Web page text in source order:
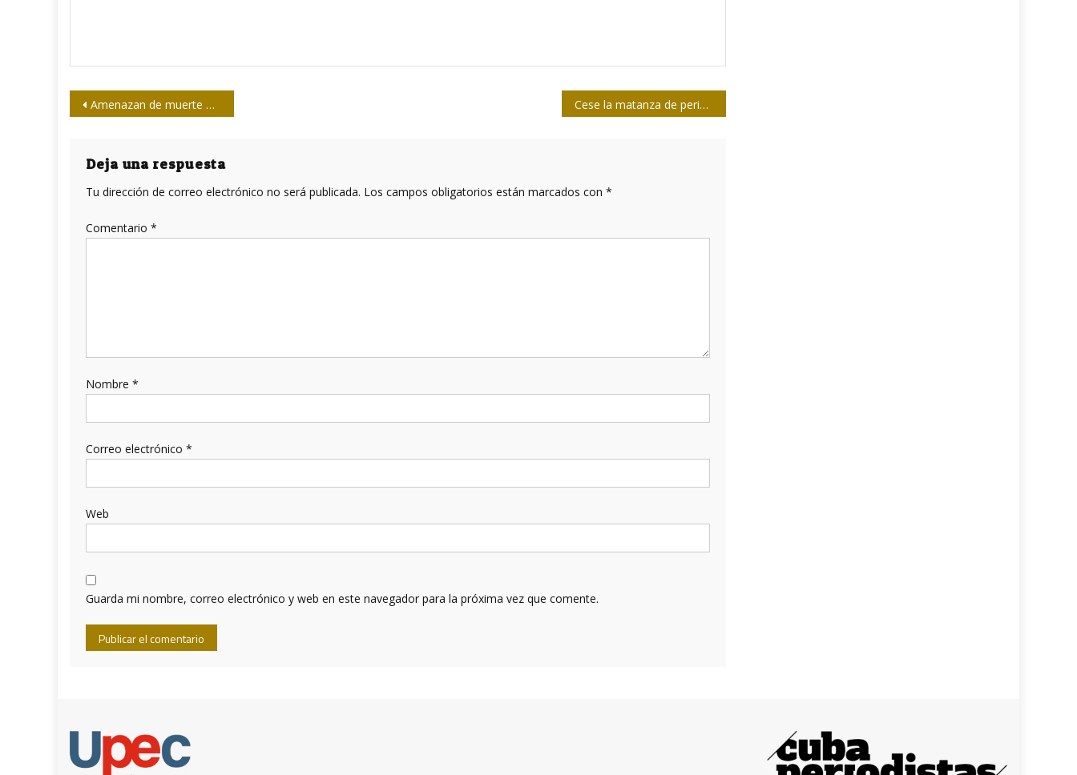
Navegación
entradas
Amenazan de muerte a Embajador de Venezuela en Argentina Cese la matanza de periodistas en México
Deja una respuesta
Tu dirección de correo electrónico no será publicada. Los campos obligatorios están marcados con *
Comentario *
Nombre *
Correo electrónico *
Web
Guarda mi nombre, correo electrónico y web en este navegador para la próxima vez que comente.